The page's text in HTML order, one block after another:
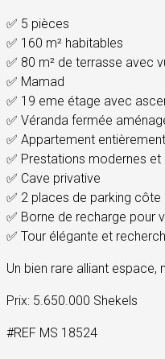
✅ 5 pièces
✅ 160 m² habitables
✅ 80 m² de terrasse avec
✅ Mamad
✅ 19 eme étage avec
✅ Véranda fermée
✅ Appartement
✅ Prestations modernes
✅ Cave privative
✅ 2 places de parking
✅ Borne de recharge pour
✅ Tour élégante et
Un bien rare alliant
Prix: 5.650.000 Shekels
#REF MS 18524